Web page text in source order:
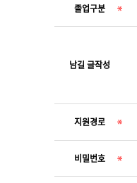
졸업구분
남길 글작성
지원경로
비밀번호